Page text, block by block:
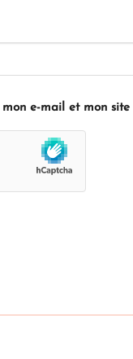
mon e-mail et mon